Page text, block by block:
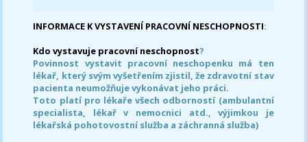
INFORMACE K VYSTAVENÍ PRACOVNÍ NESCHOPNOSTI:
Kdo vystavuje pracovní neschopnost?
Povinnost vystavit pracovní neschopenku má ten
lékař, který svým vyšetřením zjistil, že zdravotní stav
pacienta neumožňuje vykonávat jeho práci.
Toto platí pro lékaře všech odborností (ambulantní
specialista, lékař v nemocnici atd., výjimkou je
lékařská pohotovostní služba a záchranná služba)